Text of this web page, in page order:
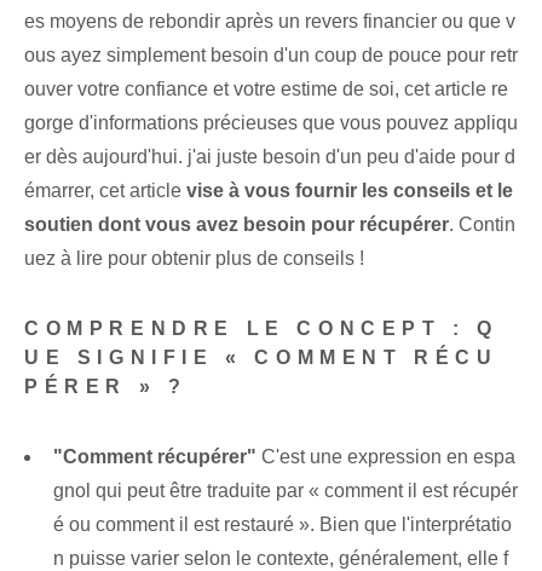
es moyens de rebondir après un revers financier ou que v
ous ayez simplement besoin d'un coup de pouce pour retr
ouver votre confiance et votre estime de soi, cet article re
gorge d'informations précieuses que vous pouvez appliqu
er dès aujourd'hui. j'ai juste besoin d'un peu d'aide pour d
émarrer, cet article vise à vous fournir les conseils et le
soutien dont vous avez besoin pour récupérer. Contin
uez à lire pour obtenir plus de conseils !
COMPRENDRE LE CONCEPT : Q
UE SIGNIFIE « COMMENT RÉCU
PÉRER » ?
"Comment récupérer" C'est une expression en espa
gnol qui peut être traduite par « comment il est récupér
é ou comment il est restauré ». Bien que ⁣l'interprétatio
n puisse varier ⁣selon ⁣le contexte, ‌généralement, elle f